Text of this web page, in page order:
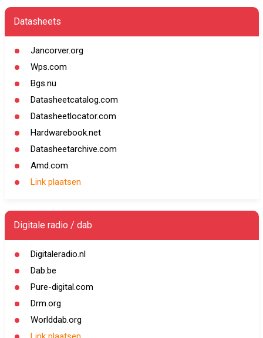
Datasheets
Jancorver.org
Wps.com
Bgs.nu
Datasheetcatalog.com
Datasheetlocator.com
Hardwarebook.net
Datasheetarchive.com
Amd.com
Link plaatsen
Digitale radio / dab
Digitaleradio.nl
Dab.be
Pure-digital.com
Drm.org
Worlddab.org